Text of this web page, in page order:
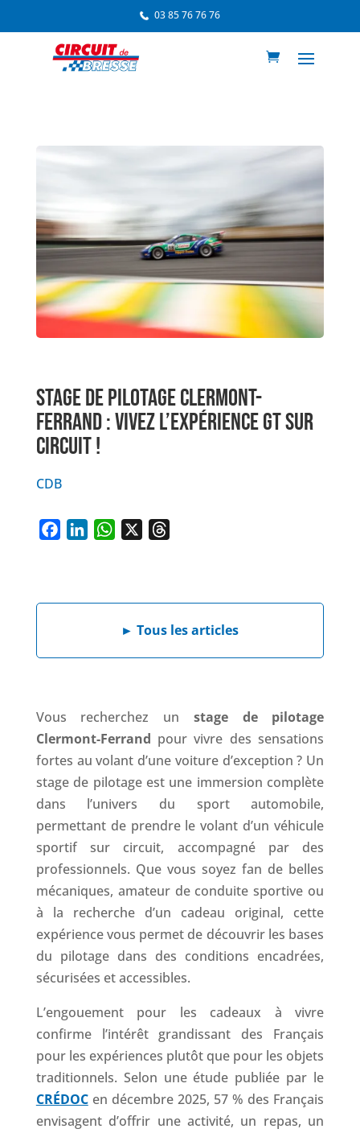
03 85 76 76 76
STAGE DE PILOTAGE CLERMONT-
FERRAND : VIVEZ L’EXPÉRIENCE GT SUR
CIRCUIT !
CDB
o
I
W
p
d
s
►Tous les articles
Vous recherchez un stage de pilotage
Clermont-Ferrand pour vivre des sensations
fortes au volant d’une voiture d’exception ? Un
stage de pilotage est une immersion complète
dans l’univers du sport automobile,
permettant de prendre le volant d’un véhicule
sportif sur circuit, accompagné par des
professionnels. Que vous soyez fan de belles
mécaniques, amateur de conduite sportive ou
à la recherche d’un cadeau original, cette
expérience vous permet de découvrir les bases
du pilotage dans des conditions encadrées,
sécurisées et accessibles.
L’engouement pour les cadeaux à vivre
confirme l’intérêt grandissant des Français
pour les expériences plutôt que pour les objets
traditionnels. Selon une étude publiée par le
CRÉDOCen décembre 2025, 57 % des Français
envisagent d’offrir une activité, un repas, un